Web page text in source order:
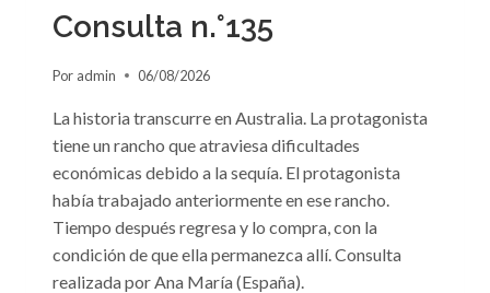
Consulta n.°135
Por admin 06/08/2026
La historia transcurre en Australia. La protagonista
tiene un rancho que atraviesa dificultades
económicas debido a la sequía. El protagonista
había trabajado anteriormente en ese rancho.
Tiempo después regresa y lo compra, con la
condición de que ella permanezca allí. Consulta
realizada por Ana María (España).